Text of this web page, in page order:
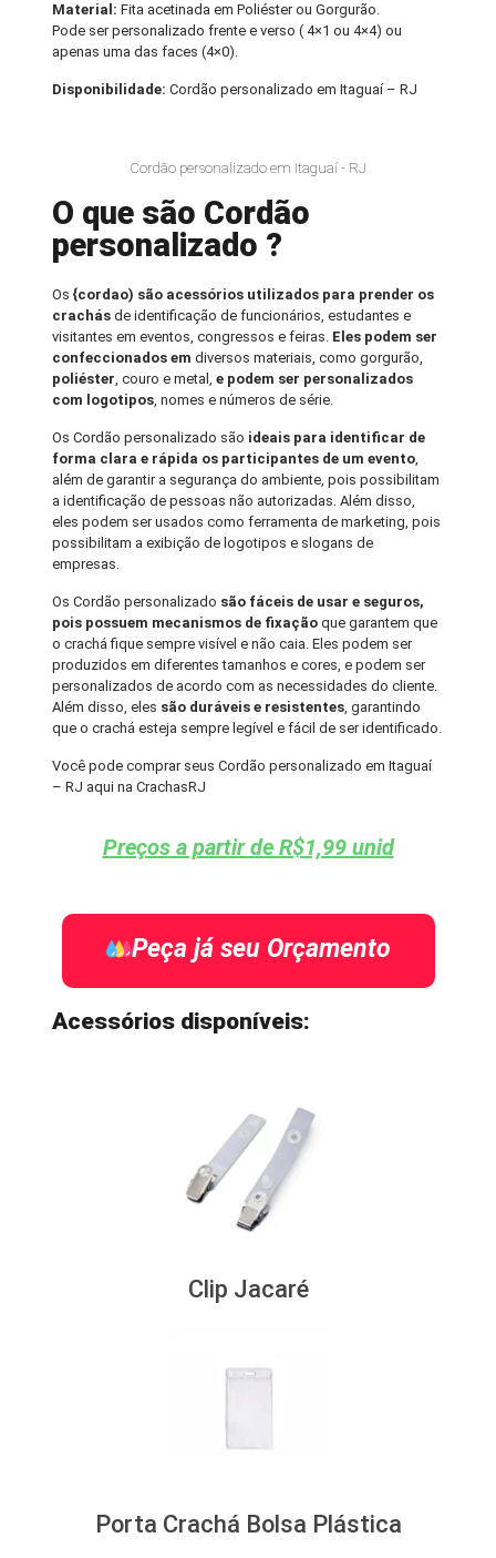
Material: Fita acetinada em Poliéster ou Gorgurão.
Pode ser personalizado frente e verso ( 4×1 ou 4×4) ou
apenas uma das faces (4×0).
Disponibilidade:Cordão personalizado em Itaguaí – RJ
Cordão personalizado em Itaguaí - RJ
O que são Cordão
personalizado ?
Os {cordao) são acessórios utilizados para prender os
crachás de identificação de funcionários, estudantes e
visitantes em eventos, congressos e feiras. Eles podem ser
confeccionados emdiversos materiais, como gorgurão,
poliéster, couro e metal,e podem ser personalizados
com logotipos, nomes e números de série.
Os Cordão personalizado são ideais para identificar de
forma clara e rápida os participantes de um evento,
além de garantir a segurança do ambiente, pois possibilitam
a identificação de pessoas não autorizadas. Além disso,
eles podem ser usados como ferramenta de marketing, pois
possibilitam a exibição de logotipos e slogans de
empresas.
Os Cordão personalizado são fáceis de usar e seguros,
pois possuem mecanismos de fixação que garantem que
o crachá fique sempre visível e não caia. Eles podem ser
produzidos em diferentes tamanhos e cores, e podem ser
personalizados de acordo com as necessidades do cliente.
Além disso, eles são duráveis e resistentes, garantindo
que o crachá esteja sempre legível e fácil de ser identificado.
Você pode comprar seus Cordão personalizado em Itaguaí
– RJ aqui na CrachasRJ
Preços a partir de R$1,99 unid
Peça já seu Orçamento
Acessórios disponíveis:
Clip Jacaré
Porta Crachá Bolsa Plástica